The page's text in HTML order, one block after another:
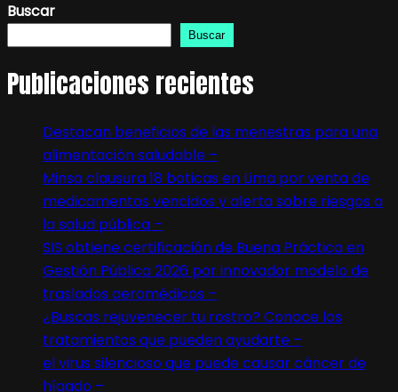
Buscar
Buscar
Publicaciones recientes
Destacan beneficios de las menestras para una
alimentación saludable –
Minsa clausura 18 boticas en Lima por venta de
medicamentos vencidos y alerta sobre riesgos a
la salud pública –
SIS obtiene certificación de Buena Práctica en
Gestión Pública 2026 por innovador modelo de
traslados aeromédicos –
¿Buscas rejuvenecer tu rostro? Conoce los
tratamientos que pueden ayudarte –
el virus silencioso que puede causar cáncer de
hígado –